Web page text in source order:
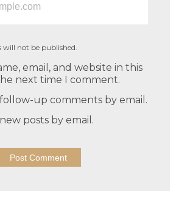
will not be published.
email, and website in this
next time I comment.
up comments by email.
posts by email.